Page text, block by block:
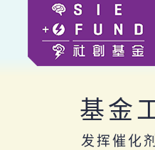
基金
发挥催化